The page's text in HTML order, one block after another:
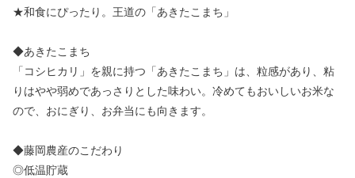
★和食にぴったり。王道の「あきたこまち」
◆あきたこまち
「コシヒカリ」を親に持つ「あきたこまち」は、粒感があり、粘
りはやや弱めであっさりとした味わい。冷めてもおいしいお米な
ので、おにぎり、お弁当にも向きます。
◆藤岡農産のこだわり
◎低温貯蔵